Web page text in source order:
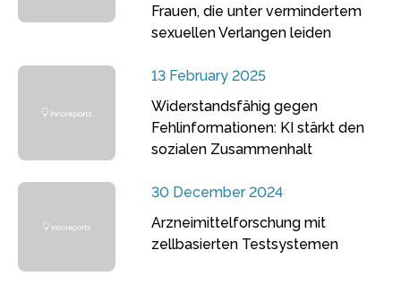
Frauen, die unter vermindertem
sexuellen Verlangen leiden
13 February 2025
Widerstandsfähig gegen
Fehlinformationen: KI stärkt den
sozialen Zusammenhalt
30 December 2024
Arzneimittelforschung mit
zellbasierten Testsystemen